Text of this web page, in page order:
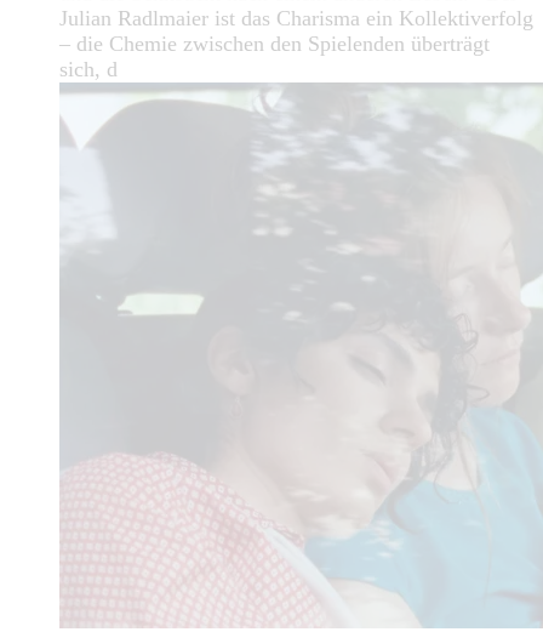
Julian Radlmaier ist das Charisma ein Kollektiverfolg
– die Chemie zwischen den Spielenden überträgt
sich, d